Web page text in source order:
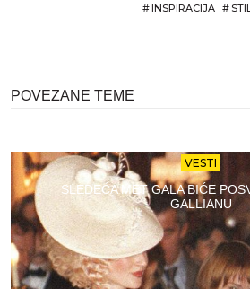
#INSPIRACIJA # STIL
POVEZANE TEME
VESTI
SLEDEĆA MET GALA BIĆE
GALLIANU